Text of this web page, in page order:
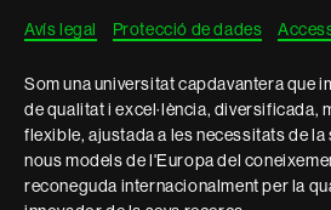
Avís legal Protecció de dades
Som una universitat capdavantera que
de qualitat i excel·lència, diversificada,
flexible, ajustada a les necessitats de
nous models de l'Europa del
reconeguda internacionalment per la